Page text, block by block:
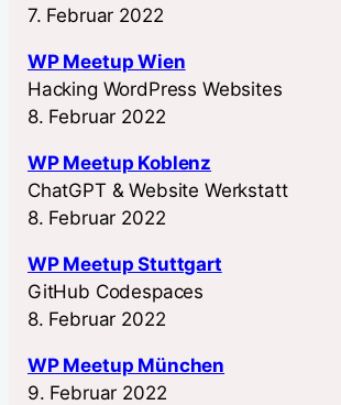
7. Februar 2022
WP Meetup Wien
Hacking WordPress Websites
8. Februar 2022
WP Meetup Koblenz
ChatGPT & Website Werkstatt
8. Februar 2022
WP Meetup Stuttgart
GitHub Codespaces
8. Februar 2022
WP Meetup München
9. Februar 2022